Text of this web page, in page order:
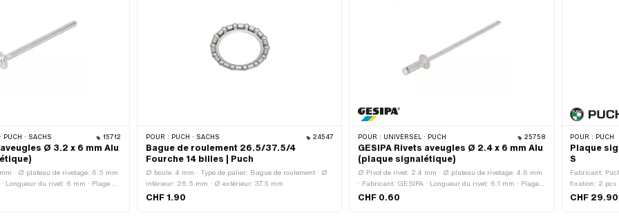
PUCH · SACHS 15712
Ø 3.2 x 6 mm Alu
· Ø plateau de rivetage: 6.5 mm
Longueur du rivet: 6 mm · Plage de
· Matériau: Acier · Matériau:
POUR : PUCH · SACHS 24547
Bague de roulement 26.5/37.5/4
Fourche 14 billes | Puch
Ø boule: 4 mm · Type de palier: Bague de roulement · Ø
intérieur: 26.5 mm · Ø extérieur: 37.5 mm
CHF 1.90
POUR : UNIVERSEL · PUCH 25758
GESIPA Rivets aveugles Ø 2.4 x 6 mm Alu
(plaque signalétique)
Ø Pivot de rivet: 2.4 mm · Ø plateau de rivetage: 4.6 mm
· Fabricant: GESIPA · Longueur du rivet: 6.1 mm · Plage
de serrage: 1.5 - 3.5 mm · Matériau: Acier · Matériau:
CHF 0.60
POUR : PUCH
Plaque
S
Fabricant:
fixation: 2 pcs
CHF 29.90